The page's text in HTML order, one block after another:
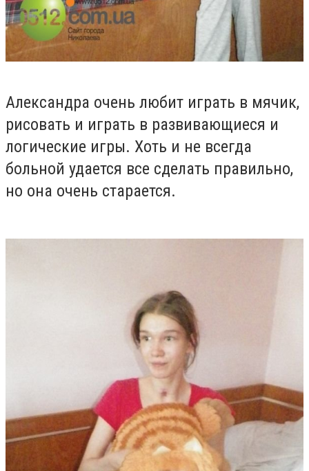
Александра очень любит играть в мячик,
рисовать и играть в развивающиеся и
логические игры. Хоть и не всегда
больной удается все сделать правильно,
но она очень старается.